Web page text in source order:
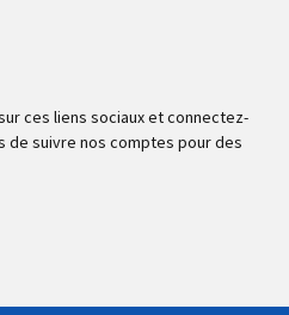
ces liens sociaux et connectez-
de suivre nos comptes pour des